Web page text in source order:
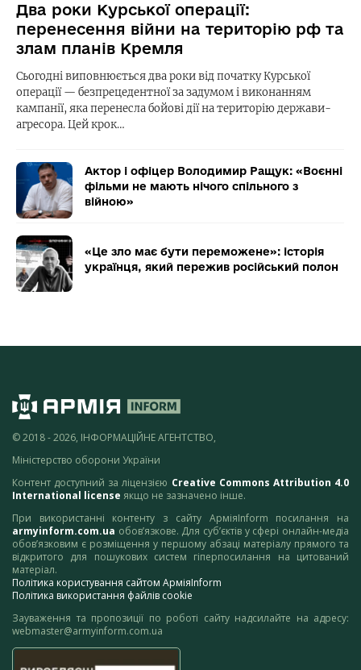
Два роки Курської операції:
перенесення війни на територію рф та
злам планів Кремля
Сьогодні виповнюється два роки від початку Курської
операції — безпрецедентної за задумом і виконанням
кампанії, яка перенесла бойові дії на територію держави-
агресора. Цей крок…
Актор і офіцер Володимир Ращук: «Воєнні
фільми не мають нічого спільного з
війною»
«Це зло має бути переможене»: історія
українця, який пережив російський полон
© 2018 - 2026, ІНФОРМАЦІЙНЕ АГЕНТСТВО,
Міністерство оборони України
Контент доступний за ліцензією Creative Commons Attribution 4.0
International license якщо не зазначено інше.
При використанні контенту з сайту АрміяInform посилання на
armyinform.com.ua обов’язкове. Для суб’єктів у сфері онлайн-медіа
обов’язковим є розміщення у першому абзаці матеріалу прямого та
відкритого для пошукових систем гіперпосилання на цитований
матеріал.
Політика користування сайтом АрміяInform
Політика використання файлів cookie
Зауваження та пропозиції по роботі сайту надсилайте на адресу:
webmaster@armyinform.com.ua